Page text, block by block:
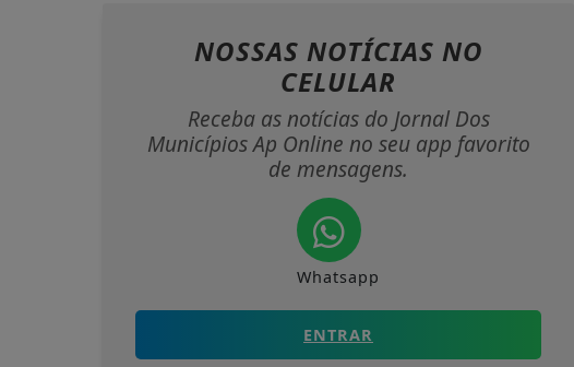
NOSSAS NOTÍCIAS NO
CELULAR
Receba as notícias do Jornal Dos
Municípios Ap Online no seu app favorito
de mensagens.
Whatsapp
ENTRAR